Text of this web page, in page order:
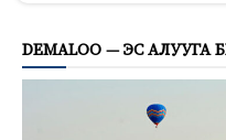
DEMALOO — ЭС АЛУУГА